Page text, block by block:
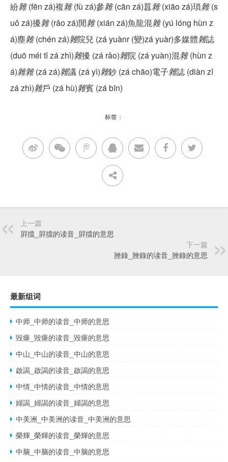
紛雜(fēn zá)複雜(fù zá)參雜(cān zá)囂雜(xiāo zá)瑣雜(s
uǒ zá)擾雜(rǎo zá)閒雜(xián zá)魚龍混雜(yú lóng hùn z
á)塵雜(chén zá)雜院兒 (zá yuànr (變)​zá yuàr)多媒體雜誌
(duō méi tǐ zá zhì)雜擾 (zá rǎo)雜院 (zá yuàn)混雜(hùn z
á)雜雜(zá zá)雜議 (zá yì)雜鈔 (zá chāo)電子雜誌 (diàn zǐ
zá zhì)雜戶 (zá hù)雜賓 (zá bīn)
标签：
上一篇
屛擋_屛擋的读音_屛擋的意思
下一篇
脞錄_脞錄的读音_脞錄的意思
最新组词
中师_中师的读音_中师的意思
毀瘞_毀瘞的读音_毀瘞的意思
中山_中山的读音_中山的意思
啟謁_啟謁的读音_啟謁的意思
中情_中情的读音_中情的意思
婦謁_婦謁的读音_婦謁的意思
中美洲_中美洲的读音_中美洲的意思
榮輝_榮輝的读音_榮輝的意思
中脑_中脑的读音_中脑的意思